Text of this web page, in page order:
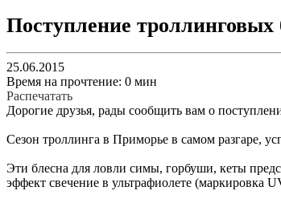
Поступление троллинговых
25.06.2015
Время на прочтение: 0 мин
Распечатать
Дорогие друзья, рады сообщить вам о
Сезон троллинга в Приморье в самом разгаре,
Эти блесна для ловли симы, горбуши, кеты
эффект свечение в ультрафиолете (маркировка